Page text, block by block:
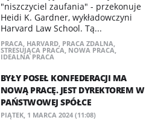
"niszczyciel zaufania" - przekonuje
Heidi K. Gardner, wykładowczyni
Harvard Law School. Tą...
PRACA, HARVARD, PRACA ZDALNA,
STRESUJĄCA PRACA, NOWA PRACA,
IDEALNA PRACA
BYŁY POSEŁ KONFEDERACJI MA
NOWĄ PRACĘ. JEST DYREKTOREM W
PAŃSTWOWEJ SPÓŁCE
PIĄTEK, 1 MARCA 2024 (11:08)